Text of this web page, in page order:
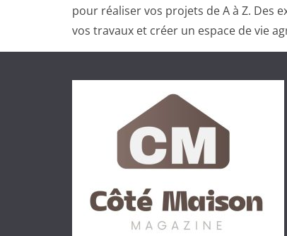
pour réaliser vos projets de A à Z. Des
vos travaux et créer un espace de vie